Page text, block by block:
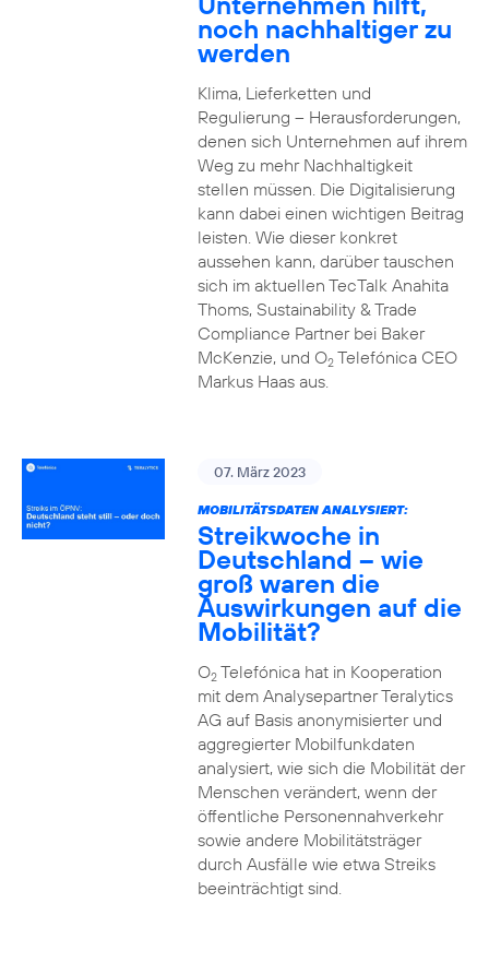
noch nachhaltiger zu
werden
Klima, Lieferketten und
Regulierung – Herausforderungen,
denen sich Unternehmen auf ihrem
Weg zu mehr Nachhaltigkeit
stellen müssen. Die Digitalisierung
kann dabei einen wichtigen Beitrag
leisten. Wie dieser konkret
aussehen kann, darüber tauschen
sich im aktuellen TecTalk Anahita
Thoms, Sustainability & Trade
Compliance Partner bei Baker
McKenzie, und O2Telefónica CEO
Markus Haas aus.
07. März 2023
MOBILITÄTSDATEN ANALYSIERT:
Streikwoche in
Deutschland – wie
groß waren die
Auswirkungen auf die
Mobilität?
O2Telefónica hat in Kooperation
mit dem Analysepartner Teralytics
AG auf Basis anonymisierter und
aggregierter Mobilfunkdaten
analysiert, wie sich die Mobilität der
Menschen verändert, wenn der
öffentliche Personennahverkehr
sowie andere Mobilitätsträger
durch Ausfälle wie etwa Streiks
beeinträchtigt sind.